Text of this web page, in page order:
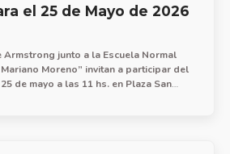
el 25 de Mayo de 2026
Armstrong junto a la Escuela Normal
Moreno” invitan a participar del
de mayo a las 11 hs. en Plaza San